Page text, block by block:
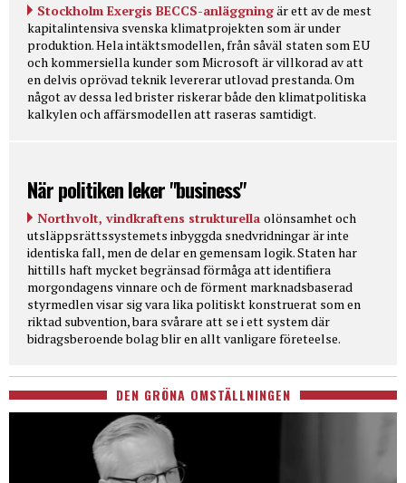
Stockholm Exergis BECCS-anläggningär ett av de mest
kapitalintensiva svenska klimatprojekten som är under
produktion. Hela intäktsmodellen, från såväl staten som EU
och kommersiella kunder som Microsoft är villkorad av att
en delvis oprövad teknik levererar utlovad prestanda. Om
något av dessa led brister riskerar både den klimatpolitiska
kalkylen och affärsmodellen att raseras samtidigt.
När politiken leker "business"
Northvolt, vindkraftens strukturella olönsamhet och
utsläppsrättssystemets inbyggda snedvridningar är inte
identiska fall, men de delar en gemensam logik. Staten har
hittills haft mycket begränsad förmåga att identifiera
morgondagens vinnare och de förment marknadsbaserad
styrmedlen visar sig vara lika politiskt konstruerat som en
riktad subvention, bara svårare att se i ett system där
bidragsberoende bolag blir en allt vanligare företeelse.
DEN GRÖNA OMSTÄLLNINGEN